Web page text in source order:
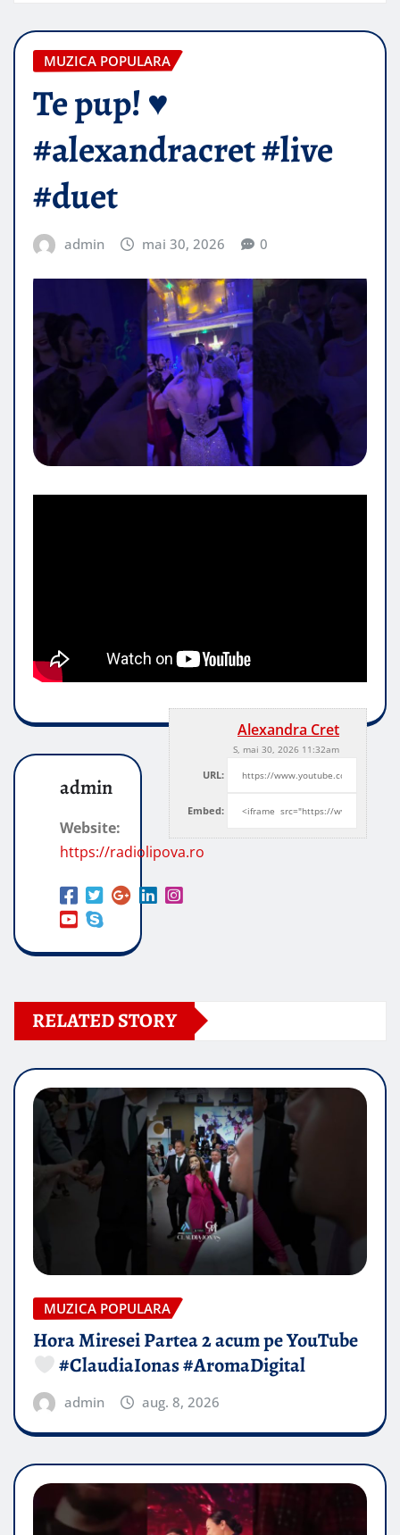
MUZICA POPULARA
Te pup! ♥️
#alexandracret #live
#duet
admin mai 30, 2026 0
Alexandra Cret
S, mai 30, 2026 11:32am
URL:
Embed:
admin
Website:
https://radiolipova.ro
RELATED STORY
MUZICA POPULARA
Hora Miresei Partea 2 acum pe YouTube
#ClaudiaIonas #AromaDigital
admin aug. 8, 2026